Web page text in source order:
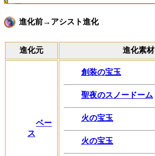
進化前→アシスト進化
進化元 進化素材
ベー
ス
創装の宝玉
聖夜のスノードーム
火の宝玉
火の宝玉